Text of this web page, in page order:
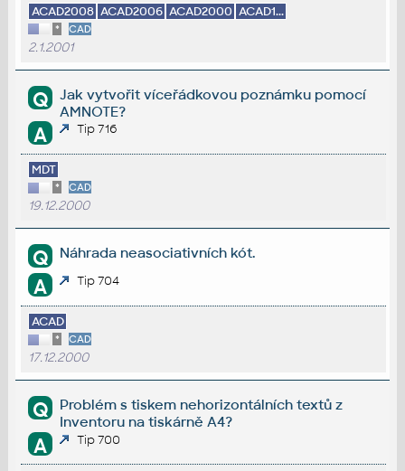
ACAD2008 ACAD2006 ACAD2000 ACAD1...
* CAD
2.1.2001
Q
Jak vytvořit víceřádkovou poznámku pomocí
AMNOTE?
A Tip 716
MDT
* CAD
19.12.2000
Q Náhrada neasociativních kót.
A Tip 704
ACAD
* CAD
17.12.2000
Q
Problém s tiskem nehorizontálních textů z
Inventoru na tiskárně A4?
A Tip 700